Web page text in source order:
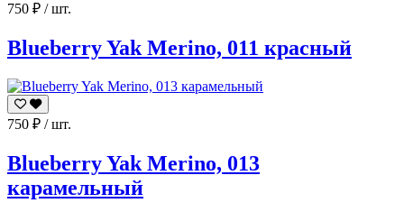
750 ₽ / шт.
Blueberry Yak Merino, 011 красный
750 ₽ / шт.
Blueberry Yak Merino, 013
карамельный